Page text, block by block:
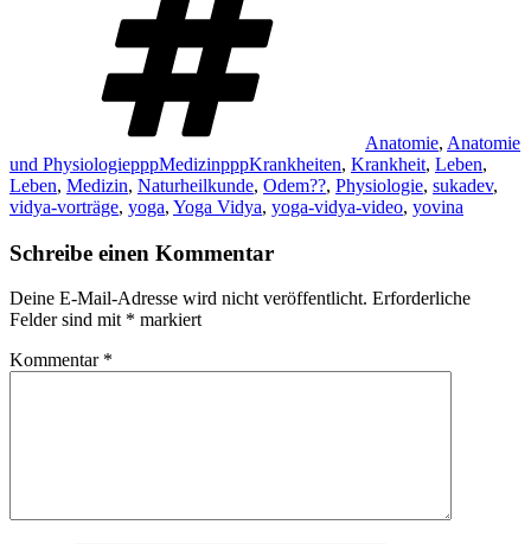
Anatomie, Anatomie
und PhysiologiepppMedizinpppKrankheiten, Krankheit, Leben,
Leben, Medizin, Naturheilkunde, Odem??, Physiologie, sukadev,
vidya-vorträge, yoga, Yoga Vidya, yoga-vidya-video, yovina
Schreibe einen Kommentar
Deine E-Mail-Adresse wird nicht veröffentlicht. Erforderliche
Felder sind mit * markiert
Kommentar *